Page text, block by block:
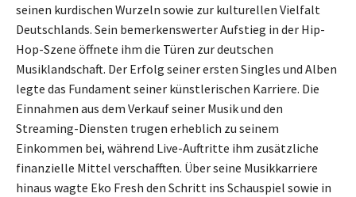
seinen kurdischen Wurzeln sowie zur kulturellen Vielfalt
Deutschlands. Sein bemerkenswerter Aufstieg in der Hip-
Hop-Szene öffnete ihm die Türen zur deutschen
Musiklandschaft. Der Erfolg seiner ersten Singles und Alben
legte das Fundament seiner künstlerischen Karriere. Die
Einnahmen aus dem Verkauf seiner Musik und den
Streaming-Diensten trugen erheblich zu seinem
Einkommen bei, während Live-Auftritte ihm zusätzliche
finanzielle Mittel verschafften. Über seine Musikkarriere
hinaus wagte Eko Fresh den Schritt ins Schauspiel sowie in